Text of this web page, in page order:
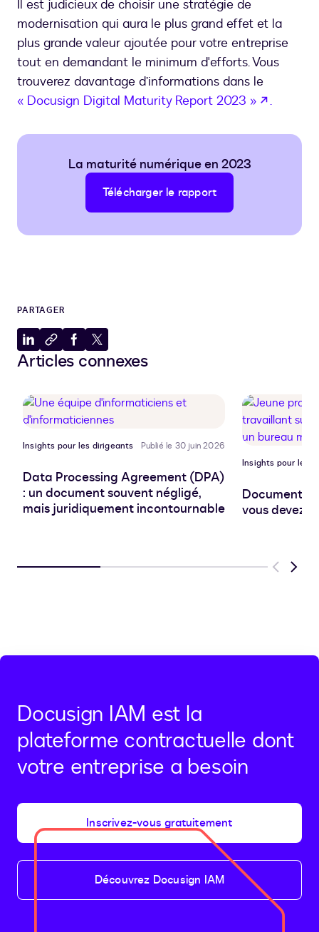
Il est judicieux de choisir une stratégie de
modernisation qui aura le plus grand effet et la
plus grande valeur ajoutée pour votre entreprise
tout en demandant le minimum d'efforts. Vous
trouverez davantage d’informations dans le
« Docusign Digital Maturity Report 2023 »
s’ouvre
.
La maturité numérique en 2023
Télécharger le rapport
PARTAGER
Partager
sur
Copier
dans
papiers
Partager
sur
Partager
sur
Articles connexes
Insights pour les dirigeants Publié le 30 juin 2026
Data Processing Agreement (DPA)
: un document souvent négligé,
mais juridiquement incontournable
Insights pour les
Document
vous devez
Previous
Next
Docusign IAM est la
plateforme contractuelle dont
votre entreprise a besoin
Inscrivez-vous gratuitement
Découvrez Docusign IAM